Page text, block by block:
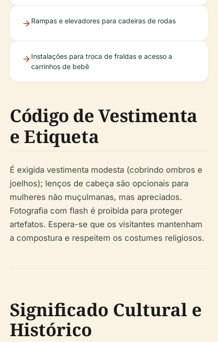
Rampas e elevadores para cadeiras de rodas
Instalações para troca de fraldas e acesso a
carrinhos de bebê
Código de Vestimenta
e Etiqueta
É exigida vestimenta modesta (cobrindo ombros e
joelhos); lenços de cabeça são opcionais para
mulheres não muçulmanas, mas apreciados.
Fotografia com flash é proibida para proteger
artefatos. Espera-se que os visitantes mantenham
a compostura e respeitem os costumes religiosos.
Significado Cultural e
Histórico